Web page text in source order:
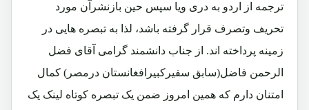
ترجمه از اردو به دری ویا سپس حین بازنشرآن مورد
تحریف وتصرف قرار گرفته باشد، لذا به تبصره هایی در
زمینه پرداخته اند. از جناب دانشمند گرامی آقای فضل
الرحمن فاضل(سابق سفیرکبیرافغانستان درمصر) کمال
امتنان دارم که همین امروز ضمن یک تبصره کوتاه لینک یک